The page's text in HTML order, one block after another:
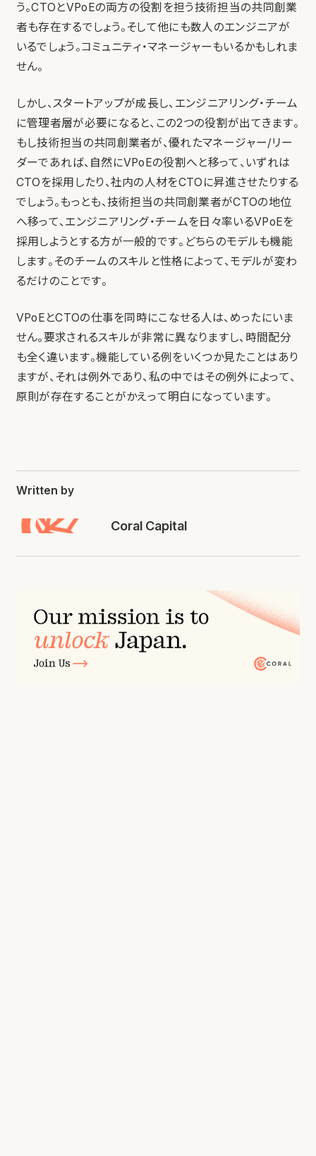
う。CTOとVPoEの両方の役割を担う技術担当の共同創業
者も存在するでしょう。そして他にも数人のエンジニアが
いるでしょう。コミュニティ・マネージャーもいるかもしれま
せん。
しかし、スタートアップが成長し、エンジニアリング・チーム
に管理者層が必要になると、この2つの役割が出てきます。
もし技術担当の共同創業者が、優れたマネージャー/リー
ダーであれば、自然にVPoEの役割へと移って、いずれは
CTOを採用したり、社内の人材をCTOに昇進させたりする
でしょう。もっとも、技術担当の共同創業者がCTOの地位
へ移って、エンジニアリング・チームを日々率いるVPoEを
採用しようとする方が一般的です。どちらのモデルも機能
します。そのチームのスキルと性格によって、モデルが変わ
るだけのことです。
VPoEとCTOの仕事を同時にこなせる人は、めったにいま
せん。要求されるスキルが非常に異なりますし、時間配分
も全く違います。機能している例をいくつか見たことはあり
ますが、それは例外であり、私の中ではその例外によって、
原則が存在することがかえって明白になっています。
Written by
Coral Capital